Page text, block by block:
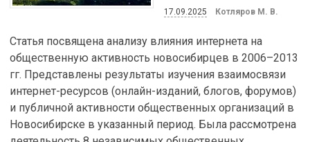
17.09.2025 Котляров М. В.
Статья посвящена анализу влияния интернета на
общественную активность новосибирцев в 2006–2013
гг. Представлены результаты изучения взаимосвязи
интернет-ресурсов (онлайн-изданий, блогов, форумов)
и публичной активности общественных организаций в
Новосибирске в указанный период. Была рассмотрена